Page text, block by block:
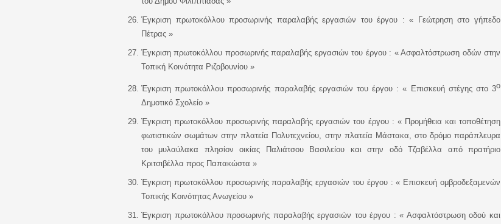
Έγκριση πρωτοκόλλου προσωρινής παραλαβής εργασιών του έργου : « Γεώτρηση στο γήπεδο
Πέτρας »
Έγκριση πρωτοκόλλου προσωρινής παραλαβής εργασιών του έργου : « Ασφαλτόστρωση οδών στην
Τοπική Κοινότητα Ριζοβουνίου »
Έγκριση πρωτοκόλλου προσωρινής παραλαβής εργασιών του έργου : « Επισκευή στέγης στο 3ο
Δημοτικό Σχολείο »
Έγκριση πρωτοκόλλου προσωρινής παραλαβής εργασιών του έργου : « Προμήθεια και τοποθέτηση
φωτιστικών σωμάτων στην πλατεία Πολυτεχνείου, στην πλατεία Μάστακα, στο δρόμο παράπλευρα
του μυλαύλακα πλησίον οικίας Παλιάτσου Βασιλείου και στην οδό Τζαβέλλα από πρατήριο
Κριτσιβέλλα προς Παπακώστα »
Έγκριση πρωτοκόλλου προσωρινής παραλαβής εργασιών του έργου : « Επισκευή ομβροδεξαμενών
Τοπικής Κοινότητας Ανωγείου »
Έγκριση πρωτοκόλλου προσωρινής παραλαβής εργασιών του έργου : « Ασφαλτόστρωση οδού και